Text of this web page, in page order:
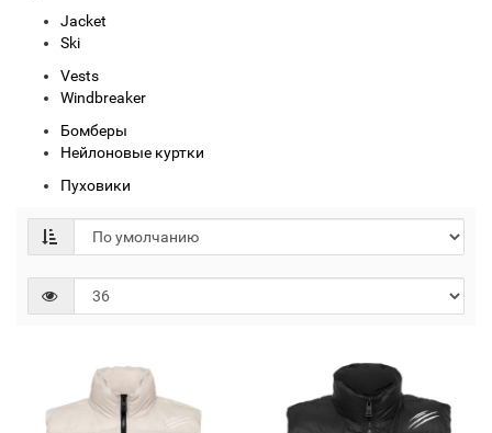
Jacket
Ski
Vests
Windbreaker
Бомберы
Нейлоновые куртки
Пуховики